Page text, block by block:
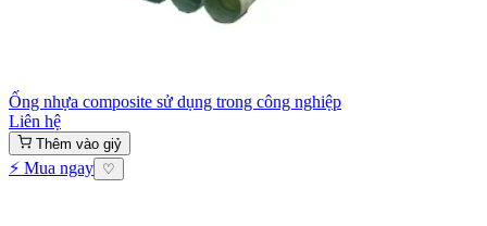
Ống nhựa composite sử dụng trong công nghiệp
Liên hệ
Thêm vào giỷ
⚡ Mua ngay ♡